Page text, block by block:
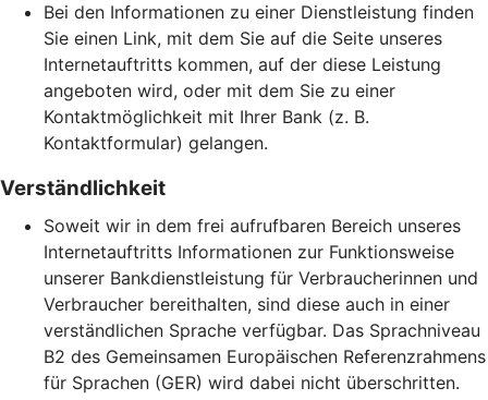
Bei den Informationen zu einer Dienstleistung finden
Sie einen Link, mit dem Sie auf die Seite unseres
Internetauftritts kommen, auf der diese Leistung
angeboten wird, oder mit dem Sie zu einer
Kontaktmöglichkeit mit Ihrer Bank (z. B.
Kontaktformular) gelangen.
Verständlichkeit
Soweit wir in dem frei aufrufbaren Bereich unseres
Internetauftritts Informationen zur Funktionsweise
unserer Bankdienstleistung für Verbraucherinnen und
Verbraucher bereithalten, sind diese auch in einer
verständlichen Sprache verfügbar. Das Sprachniveau
B2 des Gemeinsamen Europäischen Referenzrahmens
für Sprachen (GER) wird dabei nicht überschritten.